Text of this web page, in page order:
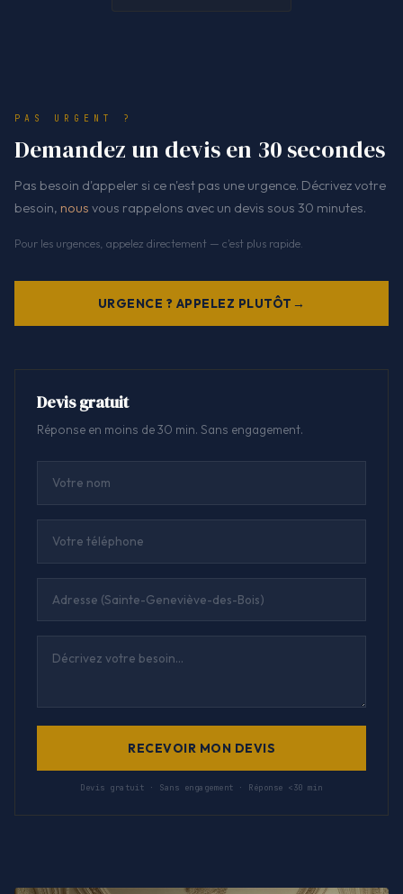
PAS URGENT ?
Demandez un devis en 30 secondes
Pas besoin d'appeler si ce n'est pas une urgence. Décrivez votre
besoin, nous vous rappelons avec un devis sous 30 minutes.
Pour les urgences, appelez directement — c'est plus rapide.
URGENCE ? APPELEZ PLUTÔT
Devis gratuit
Réponse en moins de 30 min. Sans engagement.
RECEVOIR MON DEVIS
Devis gratuit · Sans engagement · Réponse <30 min